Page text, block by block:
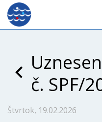
č. SPF/
Štvrtok, 19.02.2026